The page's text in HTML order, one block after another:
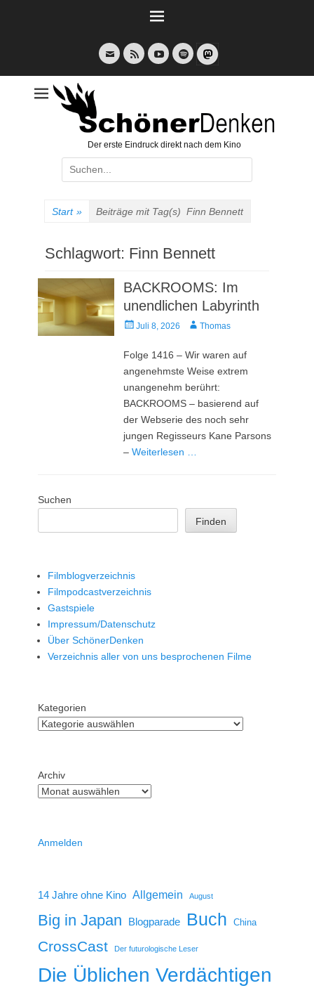
E-
Mail
Feed YouTubeSpotify
Der erste Eindruck direkt nach dem Kino
Suche
nach:
Start » Beiträge mit Tag(s) Finn Bennett
Schlagwort: Finn Bennett
BACKROOMS: Im
unendlichen Labyrinth
Veröffentlicht
Juli 8, 2026 AutorThomas
Folge 1416 – Wir waren auf
angenehmste Weise extrem
unangenehm berührt:
BACKROOMS – basierend auf
der Webserie des noch sehr
jungen Regisseurs Kane Parsons
–Weiterlesen …
Suchen
Finden
Filmblogverzeichnis
Filmpodcastverzeichnis
Gastspiele
Impressum/Datenschutz
Über SchönerDenken
Verzeichnis aller von uns besprochenen Filme
Kategorien
Archiv
Anmelden
14 Jahre ohne Kino Allgemein August
Big in Japan Blogparade Buch China
CrossCast Der futurologische Leser
Die Üblichen Verdächtigen